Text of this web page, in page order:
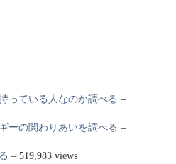
っている人なのか調べる –
ーの関わりあいを調べる –
– 519,983 views